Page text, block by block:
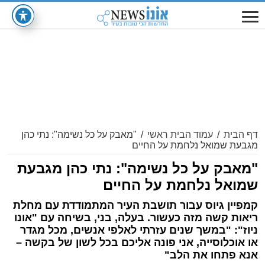
דף הבית / עמוד הבית ראשי / "מאבק על כל נשימה": נתי כהן
מגבעת שמואל נלחמת על החיים
"מאבק על כל נשימה": נתי כהן מגבעת
שמואל נלחמת על החיים
קמפיין גיוס עבור תושבת העיר המתמודדת עם מחלת
ריאות קשה מזה כעשור. בעלה, בני, בשיחה עם "אונו
ניוז": "במשך שנים עזרתי לאלפי אנשים, מכל מגדר
או אוכלוסייה, אני פונה אליכם בכל לשון של בקשה –
אנא פתחו את הלב"